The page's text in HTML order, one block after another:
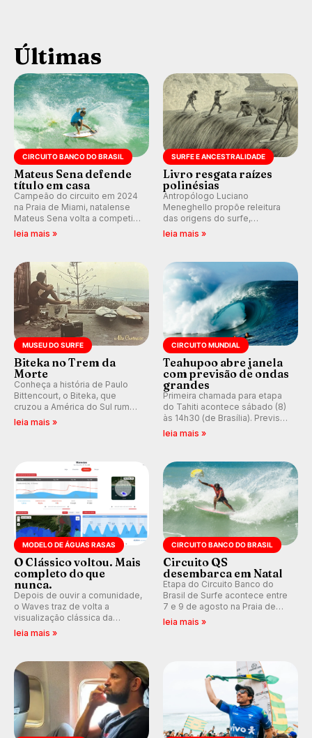
Últimas
CIRCUITO BANCO DO BRASIL
Mateus Sena defende
título em casa
Campeão do circuito em 2024
na Praia de Miami, natalense
Mateus Sena volta a competir
em casa em busca de manter a
leia mais »
SURFE E ANCESTRALIDADE
Livro resgata raízes
polinésias
Antropólogo Luciano
Meneghello propõe releitura
das origens do surfe,
resgatando a cultura polinésia
prática em esporte e indústria.
leia mais »
MUSEU DO SURFE
Biteka no Trem da
Morte
Conheça a história de Paulo
Bittencourt, o Biteka, que
cruzou a América do Sul rumo
ao Pacífico em uma jornada
leia mais »
CIRCUITO MUNDIAL
Teahupoo abre janela
com previsão de ondas
grandes
Primeira chamada para etapa
do Tahiti acontece sábado (8)
às 14h30 (de Brasília). Previsão
indica swell consistente.
Kelly Slater convidado.
leia mais »
MODELO DE ÁGUAS RASAS
O Clássico voltou. Mais
completo do que
nunca.
Depois de ouvir a comunidade,
o Waves traz de volta a
visualização clássica da
previsão de águas rasas,
ondas para até 16 dias.
leia mais »
CIRCUITO BANCO DO BRASIL
Circuito QS
desembarca em Natal
Etapa do Circuito Banco do
Brasil de Surfe acontece entre
7 e 9 de agosto na Praia de
Miami (RN), em disputas
leia mais »